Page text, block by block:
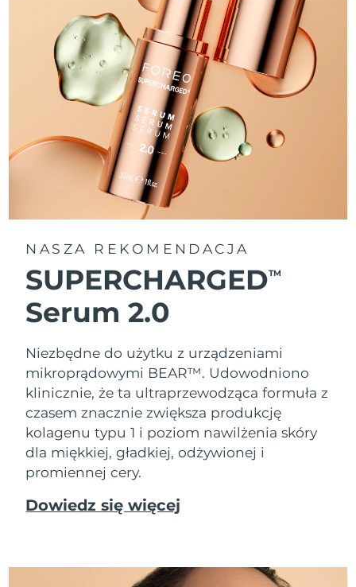
NASZA REKOMENDACJA
SUPERCHARGEDTM
Serum 2.0
Niezbędne do użytku z urządzeniami
mikroprądowymi BEAR™. Udowodniono
klinicznie, że ta ultraprzewodząca formuła z
czasem znacznie zwiększa produkcję
kolagenu typu 1 i poziom nawilżenia skóry
dla miękkiej, gładkiej, odżywionej i
promiennej cery.
Dowiedz się więcej